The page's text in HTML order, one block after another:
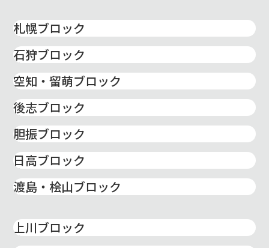
札幌ブロック
石狩ブロック
空知・留萌ブロック
後志ブロック
胆振ブロック
日高ブロック
渡島・桧山ブロック
上川ブロック